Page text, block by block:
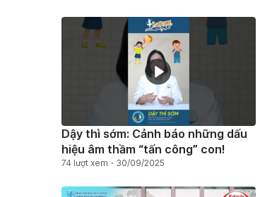
Dậy thì sớm: Cảnh báo những dấu
hiệu âm thầm “tấn công” con!
74 lượt xem 30/09/2025